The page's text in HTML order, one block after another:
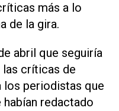
más a lo
de la gira.
abril que seguiría
las críticas de
los periodistas que
redactado